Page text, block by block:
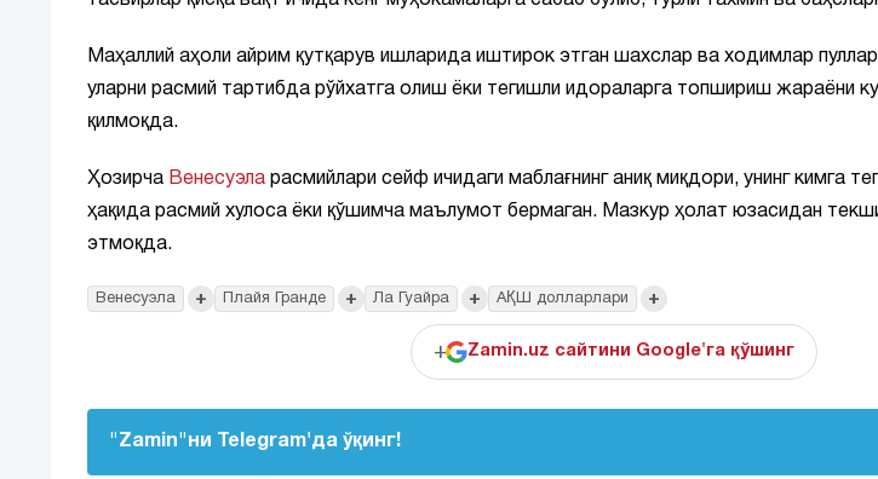
Маҳаллий аҳоли айрим қутқарув ишларида иштирок этган шахслар ва ходимлар
уларни расмий тартибда рўйхатга олиш ёки тегишли идораларга топшириш жараёни
қилмоқда.
Ҳозирча Венесуэла расмийлари сейф ичидаги маблағнинг аниқ миқдори, унинг кимга
ҳақида расмий хулоса ёки қўшимча маълумот бермаган. Мазкур ҳолат юзасидан
этмоқда.
Венесуэла + Плайя Гранде + Ла Гуайра + АҚШ долларлари +
+ Zamin.uz сайтини Google'га қўшинг
"Zamin"ни Telegram'да ўқинг!